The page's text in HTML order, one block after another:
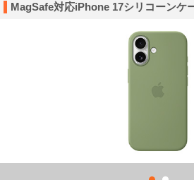
MagSafe対応iPhone 17シリコーンケ